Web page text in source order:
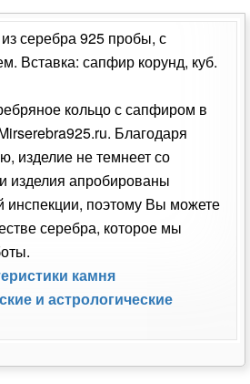
серебра 925 пробы, с
Вставка: сапфир корунд, куб.
кольцо с сапфиром в
Благодаря
изделие не темнеет со
изделия апробированы
поэтому Вы можете
серебра, которое мы
камня
и астрологические